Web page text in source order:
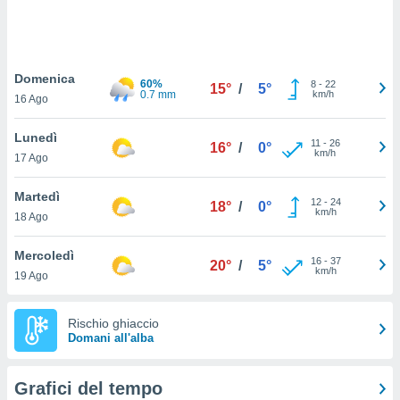
In
ti
per
nel
utilizzati
o
Domenica
16 Ago
60%
0.7 mm
15° / 5° 8- 22
km/h
Lunedì
17 Ago
16° / 0° 11 - 26
km/h
Martedì
18 Ago
18° / 0° 12- 24
km/h
Mercoledì
19 Ago
20° / 5° 16- 37
km/h
Rischio ghiaccio
Domani all'alba
Grafici del tempo